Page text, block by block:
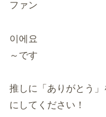
ファン
이에요
～です
推しに「ありがとう
にしてください！